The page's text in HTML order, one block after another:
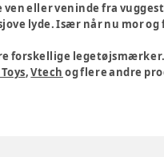
eller veninde fra
lyde. Især når nu mor
forskellige
,Vtech og flere andre